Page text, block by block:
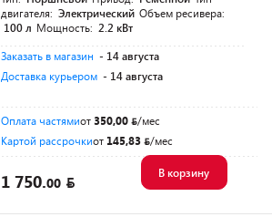
двигателя: Электрический Объем ресивера:
100 л Мощность: 2.2 кВт
Заказать в магазин - 14 августа
Доставка курьером - 14 августа
Оплата частямиот350,00
/мес
Картой рассрочкиот 145,83 /мес
1 750.00
В корзину